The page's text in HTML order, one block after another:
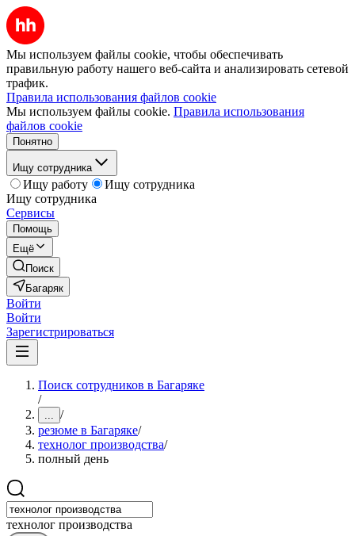
Мы используем файлы cookie, чтобы обеспечивать
правильную работу нашего веб-сайта и анализировать сетевой
трафик.
Правила использования файлов cookie
Мы используем файлы cookie. Правила использования
файлов cookie
Понятно
Ищу сотрудника
Ищу работу
Ищу сотрудника
Ищу сотрудника
Сервисы
Помощь
Ещё
Поиск
Багаряк
Войти
Войти
Зарегистрироваться
Поиск сотрудников в Багаряке
/
... /
резюме в Багаряке/
технолог производства/
полный день
технолог производства